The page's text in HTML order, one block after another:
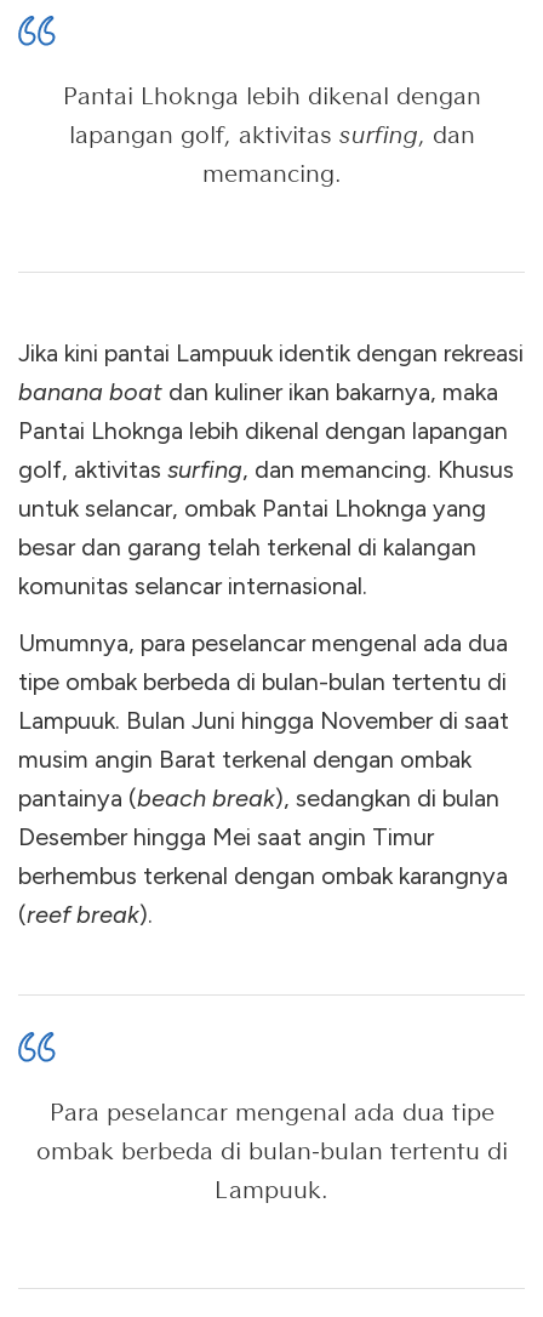
Pantai Lhoknga lebih dikenal dengan
lapangan golf, aktivitas surfing, dan
memancing.
Jika kini pantai Lampuuk identik dengan rekreasi
banana boat dan kuliner ikan bakarnya, maka
Pantai Lhoknga lebih dikenal dengan lapangan
golf, aktivitas surfing, dan memancing. Khusus
untuk selancar, ombak Pantai Lhoknga yang
besar dan garang telah terkenal di kalangan
komunitas selancar internasional.
Umumnya, para peselancar mengenal ada dua
tipe ombak berbeda di bulan-bulan tertentu di
Lampuuk. Bulan Juni hingga November di saat
musim angin Barat terkenal dengan ombak
pantainya (beach break), sedangkan di bulan
Desember hingga Mei saat angin Timur
berhembus terkenal dengan ombak karangnya
(reef break).
Para peselancar mengenal ada dua tipe
ombak berbeda di bulan-bulan tertentu di
Lampuuk.